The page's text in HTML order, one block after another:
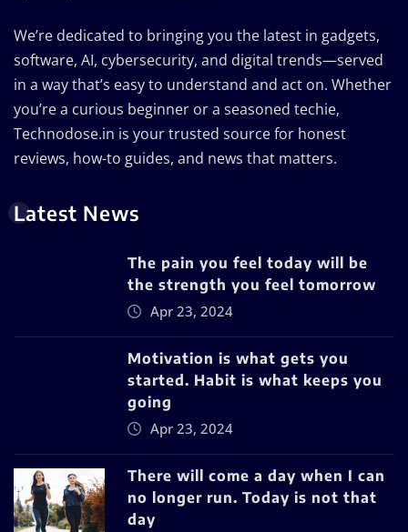
We’re dedicated to bringing you the latest in gadgets,
software, AI, cybersecurity, and digital trends—served
in a way that’s easy to understand and act on. Whether
you’re a curious beginner or a seasoned techie,
Technodose.in is your trusted source for honest
reviews, how-to guides, and news that matters.
Latest News
The pain you feel today will be
the strength you feel tomorrow
Apr 23, 2024
Motivation is what gets you
started. Habit is what keeps you
going
Apr 23, 2024
There will come a day when I can
no longer run. Today is not that
day